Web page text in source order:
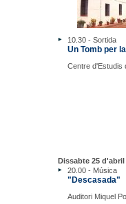
10.30 - Sortida
Un Tomb per
Centre d'Estudis
Dissabte 25 d'abril
20.00 - Música
"Descasada"
Auditori Miquel